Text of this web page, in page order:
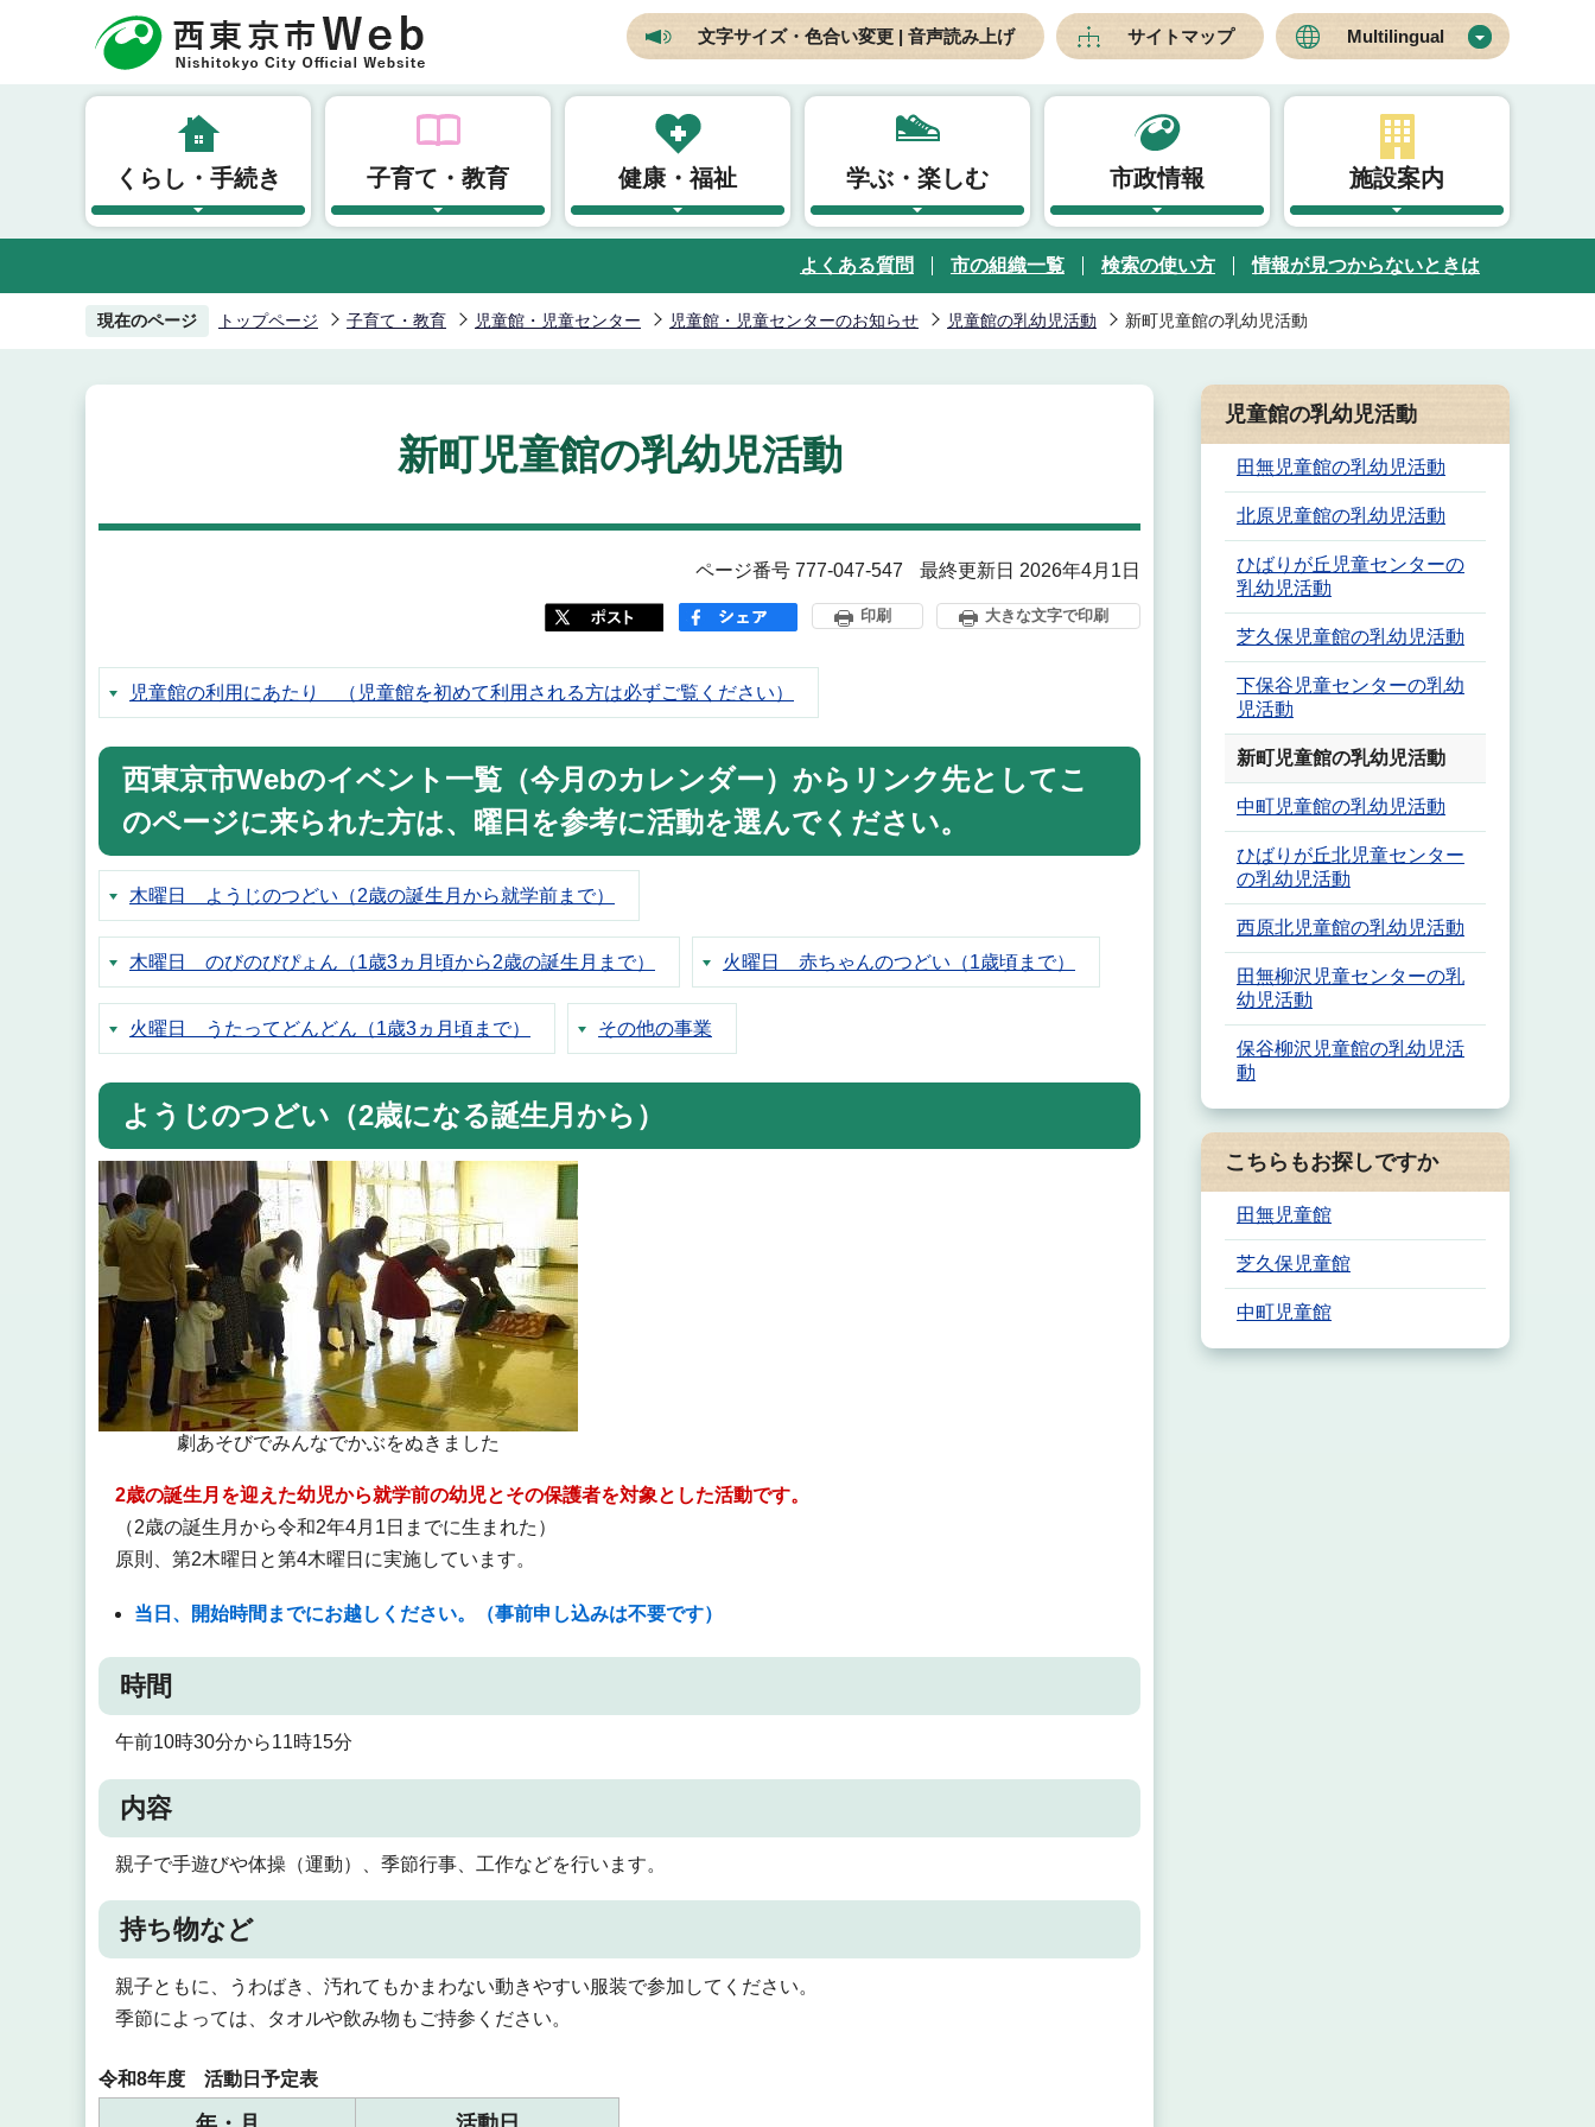
頭
文字サイズ・色合い変更 | 音声読み上げ サイトマップ Multilingual
くらし・手続き 子育て・教育 健康・福祉 学ぶ・楽しむ 市政情報 施設案内
よくある質問 市の組織一覧 検索の使い方 情報が見つからないときは
現在のページ トップページ 子育て・教育 児童館・児童センター 児童館・児童センターのお知らせ 児童館の乳幼児活動 新町児童館の乳幼児活動
新町児童館の乳幼児活動
ページ番号 777-047-547 最終更新日 2026年4月1日
印刷 大きな文字で印刷
児童館の利用にあたり （児童館を初めて利用される方は必ずご覧ください）
西東京市Webのイベント一覧（今月のカレンダー）からリンク先としてこ
のページに来られた方は、曜日を参考に活動を選んでください。
木曜日 ようじのつどい（2歳の誕生月から就学前まで）
木曜日 のびのびぴょん（1歳3ヵ月頃から2歳の誕生月まで） 火曜日 赤ちゃんのつどい（1歳頃まで）
火曜日 うたってどんどん（1歳3ヵ月頃まで） その他の事業
ようじのつどい（2歳になる誕生月から）
劇あそびでみんなでかぶをぬきました
2歳の誕生月を迎えた幼児から就学前の幼児とその保護者を対象とした活動です。
（2歳の誕生月から令和2年4月1日までに生まれた）
原則、第2木曜日と第4木曜日に実施しています。
当日、開始時間までにお越しください。（事前申し込みは不要です）
時間
午前10時30分から11時15分
内容
親子で手遊びや体操（運動）、季節行事、工作などを行います。
持ち物など
親子ともに、うわばき、汚れてもかまわない動きやすい服装で参加してください。
季節によっては、タオルや飲み物もご持参ください。
令和8年度 活動日予定表
児童館の乳幼児活動
田無児童館の乳幼児活動
北原児童館の乳幼児活動
ひばりが丘児童センターの
乳幼児活動
芝久保児童館の乳幼児活動
下保谷児童センターの乳幼
児活動
新町児童館の乳幼児活動
中町児童館の乳幼児活動
ひばりが丘北児童センター
の乳幼児活動
西原北児童館の乳幼児活動
田無柳沢児童センターの乳
幼児活動
保谷柳沢児童館の乳幼児活
動
こちらもお探しですか
田無児童館
芝久保児童館
中町児童館